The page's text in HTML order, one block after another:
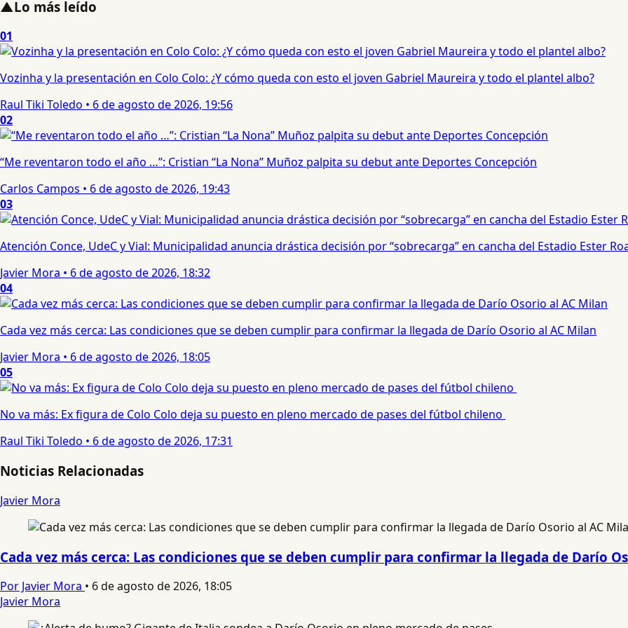
▲Lo más leído
01
Vozinha y la presentación en Colo Colo: ¿Y cómo queda con esto el joven Gabriel Maureira y todo el plantel albo?
Raul Tiki Toledo • 6 de agosto de 2026, 19:56
02
“Me reventaron todo el año …”: Cristian “La Nona” Muñoz palpita su debut ante Deportes Concepción
Carlos Campos • 6 de agosto de 2026, 19:43
03
Atención Conce, UdeC y Vial: Municipalidad anuncia drástica decisión por “sobrecarga” en cancha del Estadio Ester
Javier Mora • 6 de agosto de 2026, 18:32
04
Cada vez más cerca: Las condiciones que se deben cumplir para confirmar la llegada de Darío Osorio al AC Milan
Javier Mora • 6 de agosto de 2026, 18:05
05
No va más: Ex figura de Colo Colo deja su puesto en pleno mercado de pases del fútbol chileno
Raul Tiki Toledo • 6 de agosto de 2026, 17:31
Noticias Relacionadas
Javier Mora
Cada vez más cerca: Las condiciones que se deben cumplir para confirmar la llegada de Darío
Por Javier Mora • 6 de agosto de 2026, 18:05
Javier Mora